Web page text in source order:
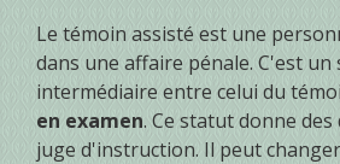
Le témoin assisté est une
dans une affaire pénale. C'est
intermédiaire entre celui du
en examen. Ce statut donne
juge d'instruction. Il peut